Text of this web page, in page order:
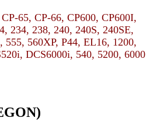
65, CP-66, CP600, CP600I,
234, 238, 240, 240S, 240SE,
560XP, P44, EL16, 1200,
DCS6000i, 540, 5200, 6000